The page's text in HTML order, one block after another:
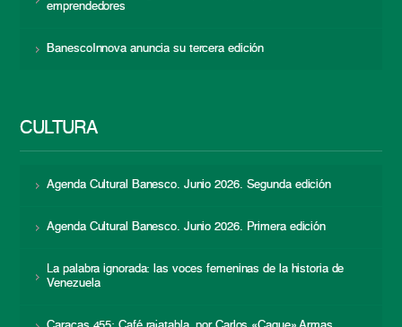
emprendedores
BanescoInnova anuncia su tercera edición
CULTURA
Agenda Cultural Banesco. Junio 2026. Segunda edición
Agenda Cultural Banesco. Junio 2026. Primera edición
La palabra ignorada: las voces femeninas de la historia de
Venezuela